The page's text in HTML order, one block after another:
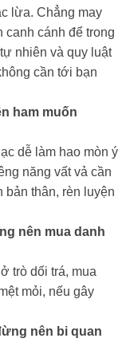
lừa. Chẳng may
cánh để trong
nhiên và quy luật
cần tới bạn
ham muốn
dễ làm hao mòn ý
năng vất vả cần
bản thân, rèn luyện
nên mua danh
trò dối trá, mua
mỏi, nếu gây
nên bi quan